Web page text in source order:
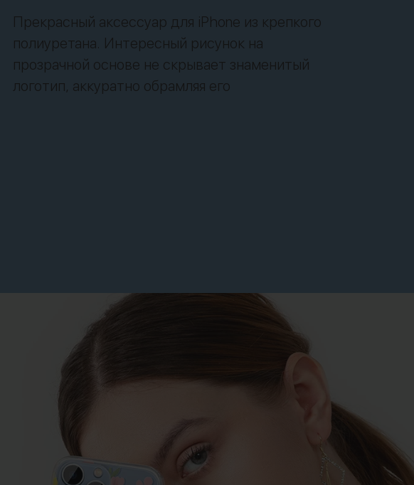
Прекрасный аксессуар для iPhone из крепкого
полиуретана. Интересный рисунок на
прозрачной основе не скрывает знаменитый
логотип, аккуратно обрамляя его